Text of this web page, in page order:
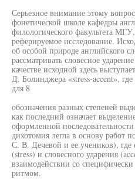
Серьезное внимание этому
фонетической школе кафедры
филологического факультета
реферируемое исследование.
об особой природе английского
рассматривать словесное
качестве исходной здесь
Д. Болинджера «stress-accent»,
для 8
обозначения разных степеней
как последний означает
оформленной
дихотомия легла в основу работ
С. В. Дечевой и ее учеников), где
(stress) и словесного ударения
взаимодействии со
ритмом.